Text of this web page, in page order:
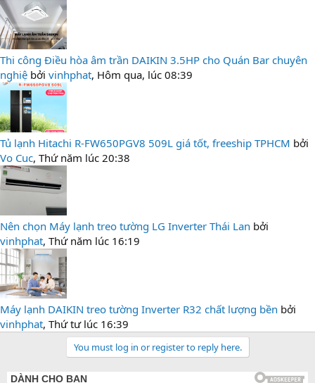
Thi công Điều hòa âm trần DAIKIN 3.5HP cho Quán Bar chuyên
nghiệ bởi vinhphat, Hôm qua, lúc 08:39
Tủ lạnh Hitachi R-FW650PGV8 509L giá tốt, freeship TPHCM bởi
Vo Cuc, Thứ năm lúc 20:38
Nên chọn Máy lạnh treo tường LG Inverter Thái Lan bởi
vinhphat, Thứ năm lúc 16:19
Máy lạnh DAIKIN treo tường Inverter R32 chất lượng bền bởi
vinhphat, Thứ tư lúc 16:39
You must log in or register to reply here.